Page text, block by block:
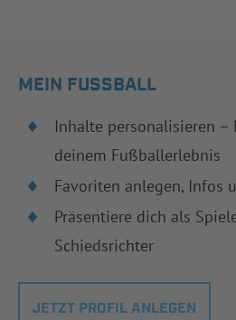
MEIN FUSSBALL
Inhalte personalisieren –
deinem Fußballerlebnis
Favoriten anlegen, Infos
Präsentiere dich als
Schiedsrichter
JETZT PROFIL ANLEGEN